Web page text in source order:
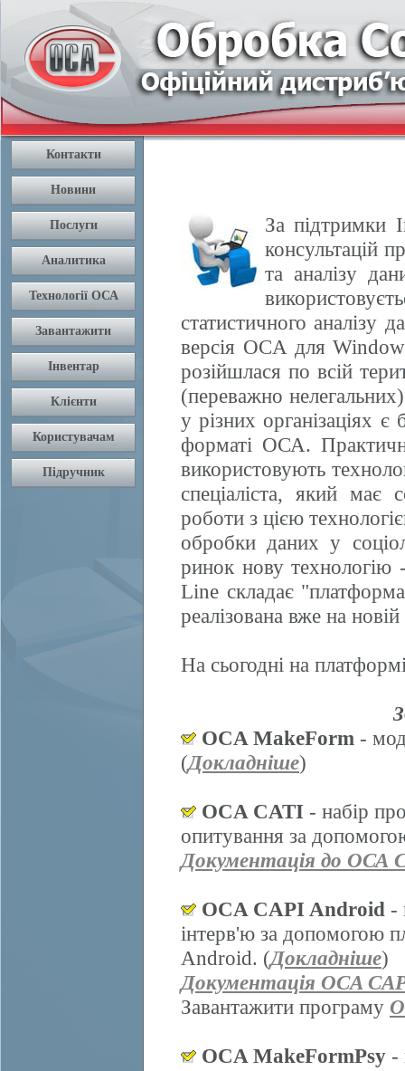
За підтримки
консультацій
та аналізу
статистичного
версія OCA для
розійшлася по всій
(переважно
у різних організаціях є
форматі ОСА.
використовують
спеціаліста, який має
роботи з цією
обробки даних у
ринок нову
Line складає
реалізована вже на
На сьогодні на
OCA MakeForm -
(Докладніше)
OCA CATI - набір
опитування за
Документація до ОСА
OCA CAPI Android -
інтерв'ю за допомогою
Android. (Докладніше)
Документація OCA
Завантажити програму
OCA MakeFormPsy -